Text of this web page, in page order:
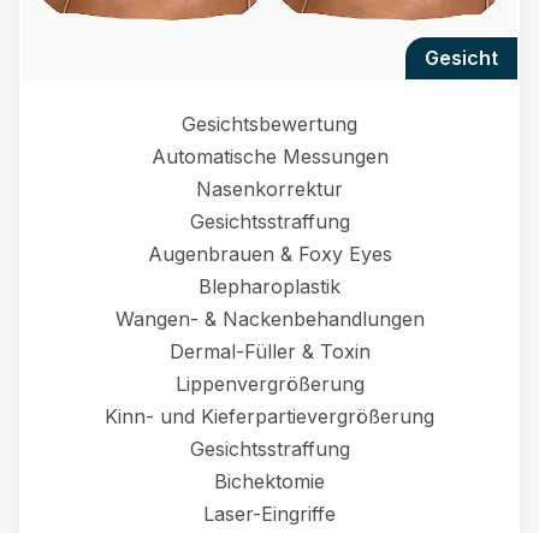
gesicht
Gesichtsbewertung
Automatische Messungen
Nasenkorrektur
Gesichtsstraffung
Augenbrauen & Foxy Eyes
Blepharoplastik
Wangen- & Nackenbehandlungen
Dermal-Füller & Toxin
Lippenvergrößerung
Kinn- und Kieferpartievergrößerung
Gesichtsstraffung
Bichektomie
Laser-Eingriffe